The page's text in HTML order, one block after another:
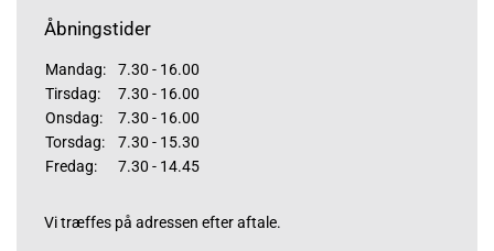
Åbningstider
Mandag:
7.30 - 16.00
Tirsdag:
7.30 - 16.00
Onsdag:
7.30 - 16.00
Torsdag:
7.30 - 15.30
Fredag:
7.30 - 14.45
Vi træffes på adressen efter aftale.